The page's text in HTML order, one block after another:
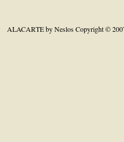
ALACARTE by NeslosCopyright ©